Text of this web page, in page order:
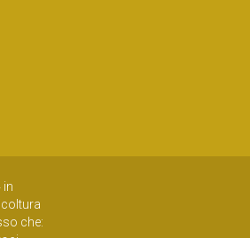
il capriolo, è la specie che causa più danni all'agricoltura toscana», e numerose amministrazioni provinciali a scrivere allo stesso Ministro delle politiche agric